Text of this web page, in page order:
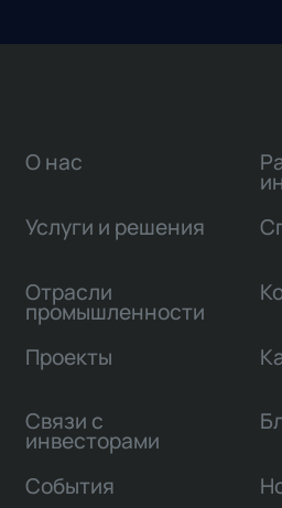
О нас
Услуги и решения
Отрасли
промышленности
Проекты
Связи с
инвесторами
События